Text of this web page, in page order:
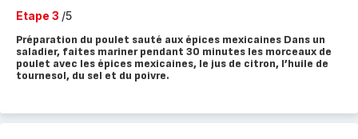
Etape 3 /5
Préparation du poulet sauté aux épices mexicaines Dans un
saladier, faites mariner pendant 30 minutes les morceaux de
poulet avec les épices mexicaines, le jus de citron, l’huile de
tournesol, du sel et du poivre.